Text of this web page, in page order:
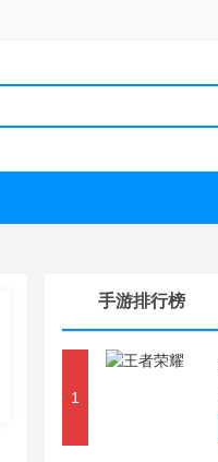
手游排行榜
1